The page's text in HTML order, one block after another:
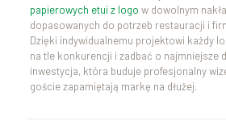
papierowych etui z logo w dowolnym
dopasowanych do potrzeb restauracji i
Dzięki indywidualnemu projektowi każdy
na tle konkurencji i zadbać o najmniejsze
inwestycja, która buduje profesjonalny
goście zapamiętają markę na dłużej.